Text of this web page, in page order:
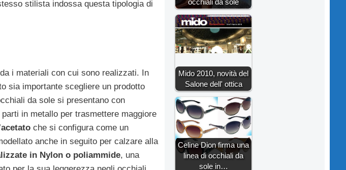
stilista indossa questa tipologia di
i materiali con cui sono realizzati. In
sia importante scegliere un prodotto
da sole si presentano con
in metallo per trasmettere maggiore
acetato che si configura come un
anche in seguito per calzare alla
in Nylon o poliammide, una
Mido 2010, novità del
Salone dell' ottica
Celine Dion firma una
linea di occhiali da
sole in…